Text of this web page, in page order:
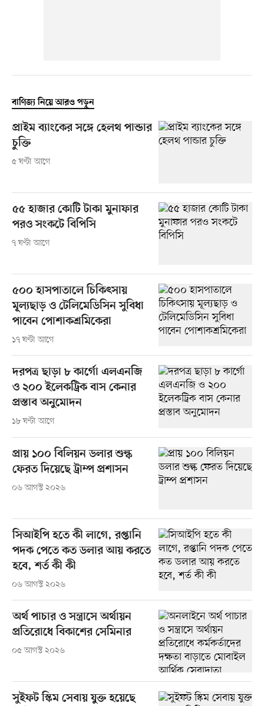
বাণিজ্য নিয়ে আরও পড়ুন
প্রাইম ব্যাংকের সঙ্গে হেলথ পান্ডার
চুক্তি
৫ ঘণ্টা আগে
৫৫ হাজার কোটি টাকা মুনাফার
পরও সংকটে বিপিসি
৭ ঘণ্টা আগে
৫০০ হাসপাতালে চিকিৎসায়
মূল্যছাড় ও টেলিমেডিসিন সুবিধা
পাবেন পোশাকশ্রমিকেরা
১৭ ঘণ্টা আগে
দরপত্র ছাড়া ৮ কার্গো এলএনজি
ও ২০০ ইলেকট্রিক বাস কেনার
প্রস্তাব অনুমোদন
১৮ ঘণ্টা আগে
প্রায় ১০০ বিলিয়ন ডলার শুল্ক
ফেরত দিয়েছে ট্রাম্প প্রশাসন
০৬ আগস্ট ২০২৬
সিআইপি হতে কী লাগে, রপ্তানি
পদক পেতে কত ডলার আয় করতে
হবে, শর্ত কী কী
০৬ আগস্ট ২০২৬
অর্থ পাচার ও সন্ত্রাসে অর্থায়ন
প্রতিরোধে বিকাশের সেমিনার
০৫ আগস্ট ২০২৬
সুইফট স্কিম সেবায় যুক্ত হয়েছে